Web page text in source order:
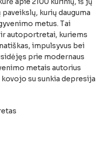
kurių dauguma
metus. Tai
autoportretai, kuriems
impulsyvus bei
prie modernaus
metais autorius
su sunkia depresija